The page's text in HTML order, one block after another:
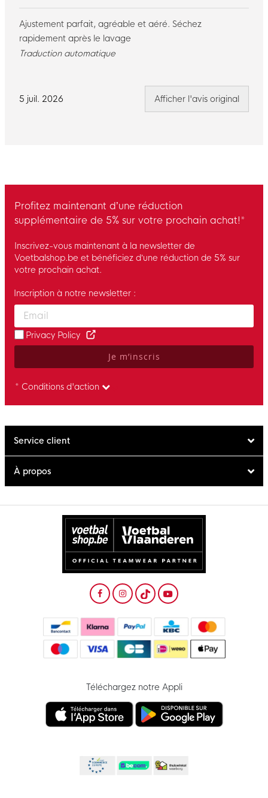
5 juil. 2026
Ajustement parfait, agréable et aéré. Séchez
rapidement après le lavage
Traduction automatique
Afficher l'avis original
Profitez maintenant d’une réduction
supplémentaire de 5% sur votre prochain achat!*
Inscrivez-vous maintenant à la newsletter de
Voetbalshop.be et bénéficiez d’une réduction de 5% sur
votre prochain achat.
Enter your email and accept the privacy policy to subscribe to
Inscription à notre newsletter :
Privacy Policy
Je m’inscris
* Conditions d'action
Service client
À propos
Téléchargez notre Appli